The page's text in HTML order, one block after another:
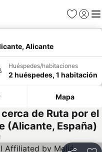
Favoritos
Iniciar
Alicante
Huéspedes/habitaciones
2 huéspedes, 1 habitación
Mapa
de Ruta por el
(Alicante, España)